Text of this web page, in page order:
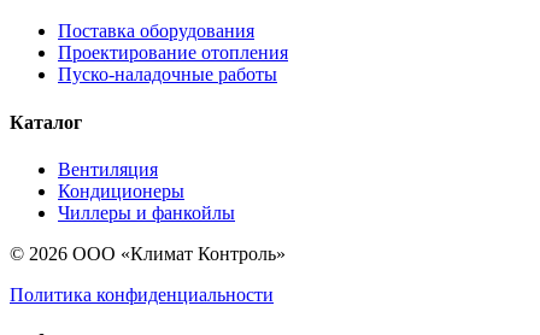
Поставка оборудования
Проектирование отопления
Пуско-наладочные работы
Каталог
Вентиляция
Кондиционеры
Чиллеры и фанкойлы
© 2026 ООО «Климат Контроль»
Политика конфиденциальности